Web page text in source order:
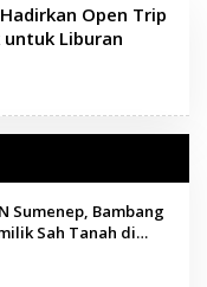
Open Trip
Liburan
Sumenep, Bambang
Sah Tanah di